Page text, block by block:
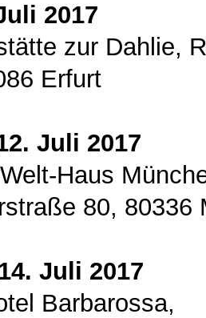
2017
zur Dahlie,
Erfurt
Juli 2017
Haus
80, 80336
Juli 2017
Barbarossa,